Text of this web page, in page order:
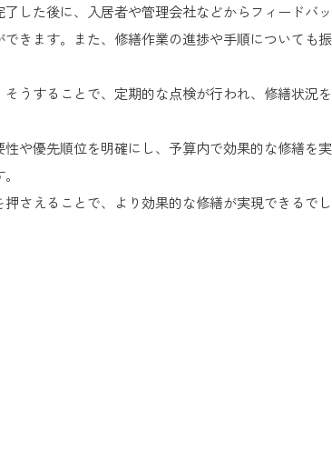
した後に、入居者や管理会社などからフィードバ
きます。また、修繕作業の進捗や手順についても
うすることで、定期的な点検が行われ、修繕状況
や優先順位を明確にし、予算内で効果的な修繕を
さえることで、より効果的な修繕が実現できるでし